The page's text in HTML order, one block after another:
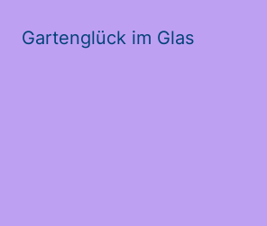
Gartenglück im Glas